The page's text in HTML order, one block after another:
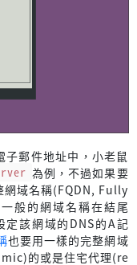
郵件地址中，小老鼠
為例，不過如果要
網域名稱(FQDN, Fully
般的網域名稱在結尾
定該網域的DNS的A記
也要用一樣的完整網域
的或是住宅代理(re